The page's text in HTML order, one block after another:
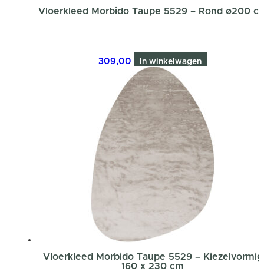
Vloerkleed Morbido Taupe 5529 – Rond ø200
309,00 In winkelwagen
Vloerkleed Morbido Taupe 5529 – Kiezelvormig
160 x 230 cm